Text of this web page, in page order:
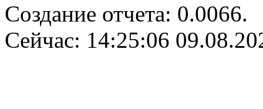
Создание отчета: 0.0066.
Сейчас: 14:25:06